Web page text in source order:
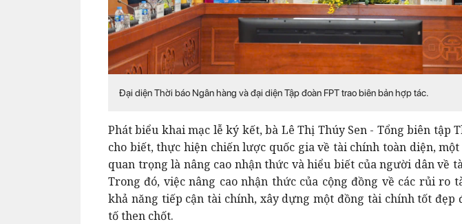
Đại diện Thời báo Ngân hàng và đại diện Tập đoàn FPT trao biên bản hợp tác.
Phát biểu khai mạc lễ ký kết, bà Lê Thị Thúy Sen - Tổng biên tập
cho biết, thực hiện chiến lược quốc gia về tài chính toàn diện,
quan trọng là nâng cao nhận thức và hiểu biết của người dân về
Trong đó, việc nâng cao nhận thức của cộng đồng về các rủi ro
khả năng tiếp cận tài chính, xây dựng một đồng tài chính tốt đẹp
tố then chốt.